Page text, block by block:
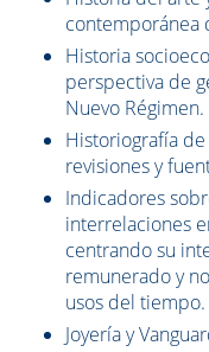
contemporánea
Historia
perspectiva de
Nuevo Régimen.
Historiografía de
revisiones y
Indicadores
interrelaciones
centrando su
remunerado y
usos del tiempo.
Joyería y